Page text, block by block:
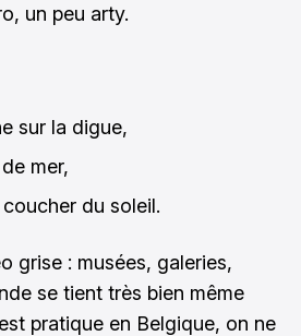
un peu arty.
sur la digue,
mer,
du soleil.
grise : musées, galeries,
se tient très bien même
pratique en Belgique, on ne